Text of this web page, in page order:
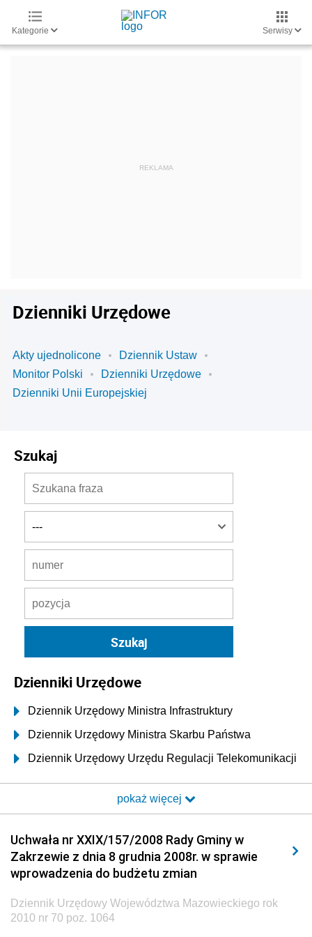
Kategorie Serwisy
Dzienniki Urzędowe
Akty ujednolicone
Dziennik Ustaw
Monitor Polski
Dzienniki Urzędowe
Dzienniki Unii Europejskiej
Szukaj
Dzienniki Urzędowe
Dziennik Urzędowy Ministra Infrastruktury
Dziennik Urzędowy Ministra Skarbu Państwa
Dziennik Urzędowy Urzędu Regulacji Telekomunikacji
Dziennik Urzędowy Ministra Transportu i Budownictwa
Elektronicznej
Dziennik Urzędowy Ministra Spraw Wewnętrznych i
Administracji
Dziennik Urzędowy Ministra Transportu
Dziennik Urzędowy Ministra Budownictwa
pokaż więcej
Uchwała nr XXIX/157/2008 Rady Gminy w
Zakrzewie z dnia 8 grudnia 2008r. w sprawie
wprowadzenia do budżetu zmian
Dziennik Urzędowy Województwa Mazowieckiego rok
2010 nr 70 poz. 1064